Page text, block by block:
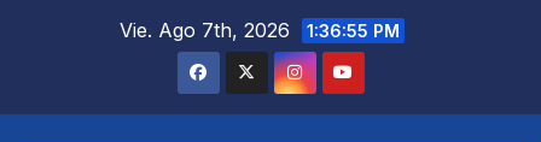
Vie. Ago 7th, 2026 1:36:56 PM